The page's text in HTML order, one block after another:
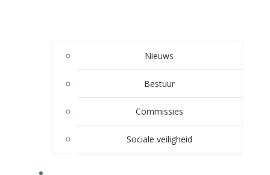
Nieuws
Bestuur
Commissies
Sociale veiligheid